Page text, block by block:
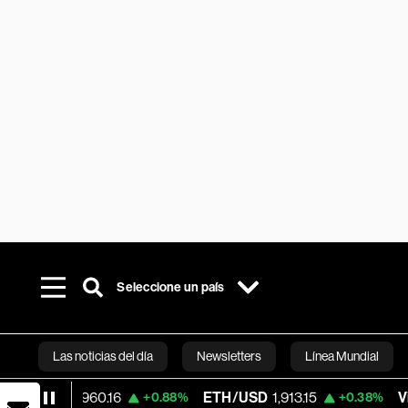
Seleccione un país
Las noticias del día Newsletters Línea Mundial
Bloomberg
+0.88% ETH/USD 1,913.15 +0.38% Visa 366.57